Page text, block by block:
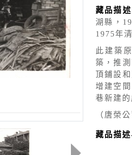
藏品描述
湖縣，
1975年
此建築
築，推
頂鋪設
增建空
巷新建的
（唐榮
藏品描述